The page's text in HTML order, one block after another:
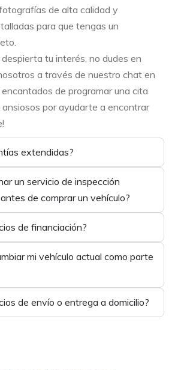
de alta calidad y
para que tengas un
tu interés, no dudes en
a través de nuestro chat en
de programar una cita
ansiosos por ayudarte a encontrar
extendidas?
un servicio de inspección
de comprar un vehículo?
de financiación?
mi vehículo actual como parte
de envío o entrega a domicilio?